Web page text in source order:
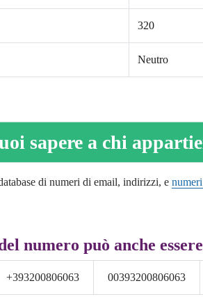
320
Neutro
sapere a chi
di numeri di email, indirizzi, e
numero può anche
+393200806063 00393200806063